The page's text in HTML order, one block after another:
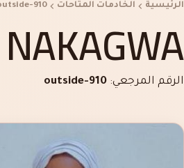
الرئيسية الخادمات المتاحات 910
الرقم المرجعي: outside-910